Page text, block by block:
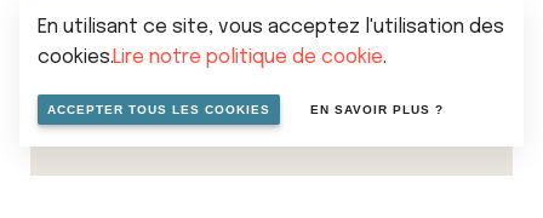
© 2026 Mise en scene
En utilisant ce site, vous acceptez l'utilisation des
cookies.Lire notre politique de cookie.
ACCEPTER TOUS LES COOKIES EN SAVOIR PLUS ?